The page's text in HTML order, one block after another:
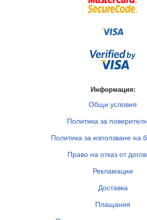
Информация:
Общи условия
Политика за
Политика за използване на
Право на отказ от
Рекламации
Доставка
Плащания